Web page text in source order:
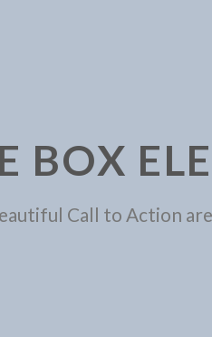
BOX
Call to Action